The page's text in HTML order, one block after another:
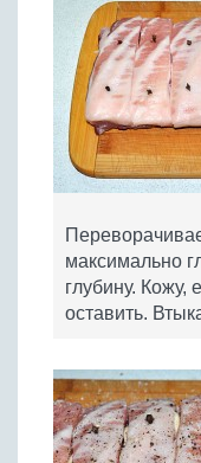
максимально
глубину. Кожу,
оставить.